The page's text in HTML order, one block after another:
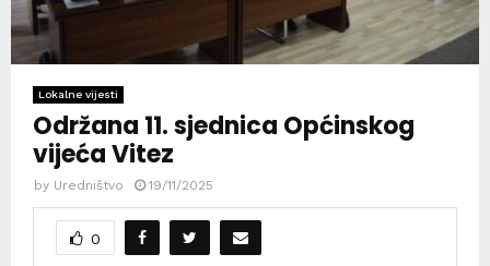
Lokalne vijesti
Održana 11. sjednica Općinskog
vijeća Vitez
by Uredništvo 19/11/2025
0